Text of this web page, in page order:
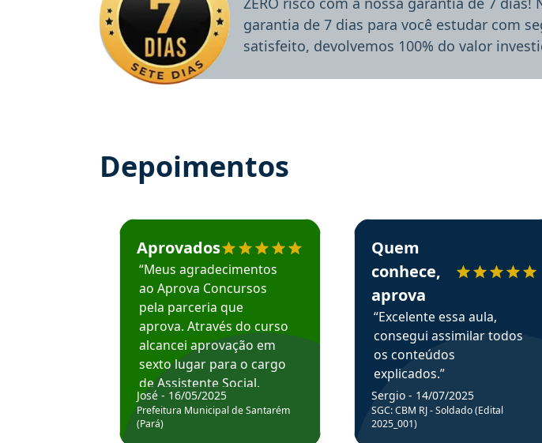
garantia de 7 dias para você estudar com
satisfeito, devolvemos 100% do valor
Depoimentos
Estudante José recomenda o Aprova Concursos em depoimento
Aprovados
“Meus agradecimentos
ao Aprova Concursos
pela parceria que
aprova. Através do curso
alcancei aprovação em
sexto lugar para o cargo
de Assistente Social.
Hoje estou atuando na
Prefeitura de Santarém.
José - 16/05/2025
Prefeitura Municipal de Santarém
(Pará)
Estudante Sergio recomenda o
Quem
conhece,
aprova
“Excelente essa aula,
consegui assimilar todos
os conteúdos
explicados.”
Sergio - 14/07/2025
SGC: CBM RJ - Soldado (Edital
2025_001)